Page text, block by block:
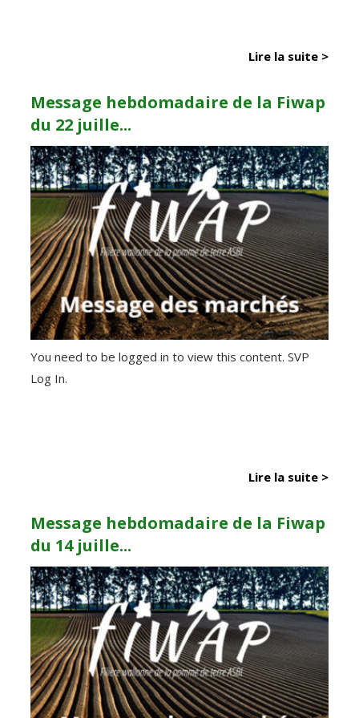
Lire la suite >
Message hebdomadaire de la Fiwap
du 22 juille...
You need to be logged in to view this content. SVP
Log In.
Lire la suite >
Message hebdomadaire de la Fiwap
du 14 juille...